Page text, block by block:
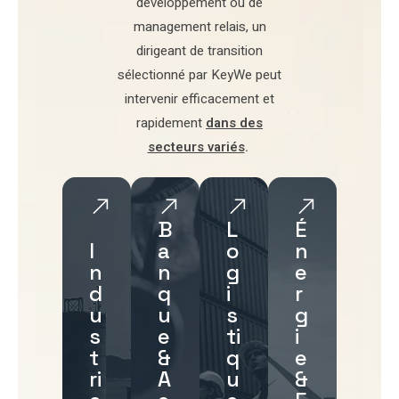
management relais, un
dirigeant de transition
sélectionné par KeyWe peut
intervenir efficacement et
rapidement dans des
secteurs variés.
I
n
d
u
s
t
ri
B
a
n
q
u
e
&
A
L
o
g
i
s
ti
q
u
É
n
e
r
g
i
e
&